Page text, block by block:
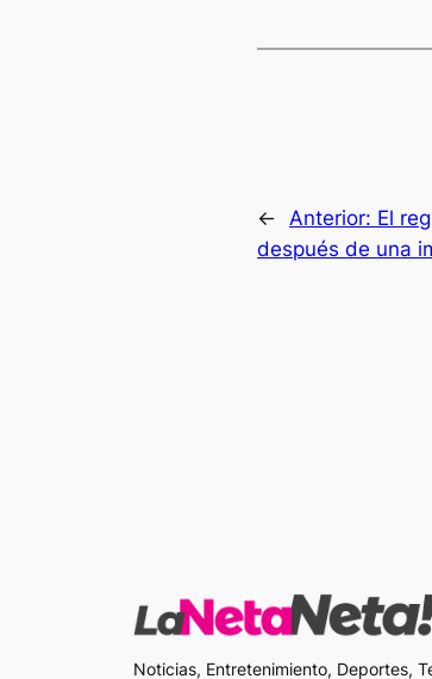
← Anterior: El
después de una
Noticias, Entretenimiento, Deportes,